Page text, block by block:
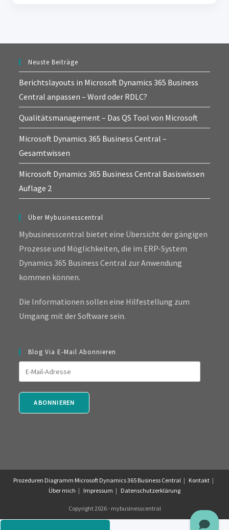
Neuste Beiträge
Berichtslayouts in Microsoft Dynamics 365 Business
Central anpassen – Word oder RDLC?
Qualitätsmanagement – Das QS Tool von Microsoft
Microsoft Dynamics 365 Business Central –
Gesamtwissen
Microsoft Dynamics 365 Business Central Basiswissen
Auflage 2
Über Mybusinesscentral
Mybusinesscentral bietet eine Übersicht der gängigen
Prozesse und Möglichkeiten, die im ERP-System
Dynamics 365 Business Central zur Anwendung
kommen können.
Die Informationen sollen eine Hilfestellung zum
Umgang mit der Software sein.
Blog Via E-Mail Abonnieren
Mail-
Adresse
ABONNIEREN
Prozeduren Diagramm Microsoft Dynamics 365 Business Central
Kontakt
Über mich
Impressum Datenschutzerklärung
Copyright 2026 - mybusinesscentral